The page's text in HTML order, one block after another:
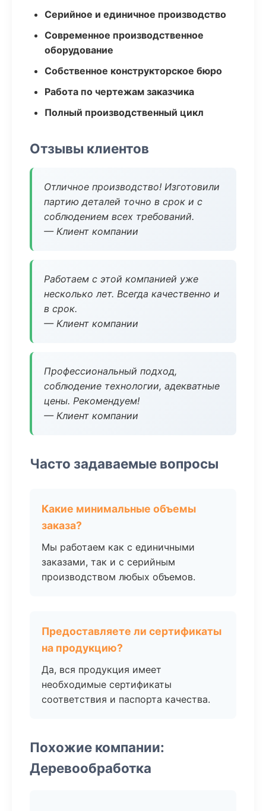
Серийное и единичное производство
Современное производственное
оборудование
Собственное конструкторское бюро
Работа по чертежам заказчика
Полный производственный цикл
Отзывы клиентов
Отличное производство! Изготовили
партию деталей точно в срок и с
соблюдением всех требований.
— Клиент компании
Работаем с этой компанией уже
несколько лет. Всегда качественно и
в срок.
— Клиент компании
Профессиональный подход,
соблюдение технологии, адекватные
цены. Рекомендуем!
— Клиент компании
Часто задаваемые вопросы
Какие минимальные объемы
заказа?
Мы работаем как с единичными
заказами, так и с серийным
производством любых объемов.
Предоставляете ли сертификаты
на продукцию?
Да, вся продукция имеет
необходимые сертификаты
соответствия и паспорта качества.
Похожие компании:
Деревообработка